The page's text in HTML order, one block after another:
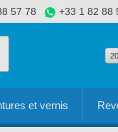
57 78 +33 1 82 88
et vernis